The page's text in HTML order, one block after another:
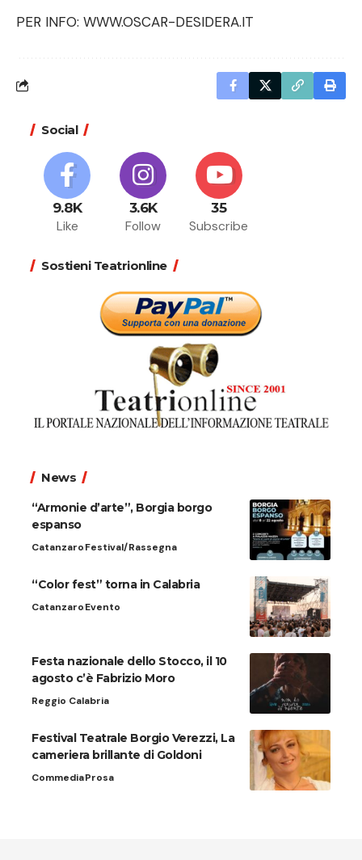
PER INFO: WWW.OSCAR-DESIDERA.IT
Social
9.8K
Like
3.6K
Follow
35
Subscribe
Sostieni Teatrionline
News
“Armonie d’arte”, Borgia borgo
espanso
CatanzaroFestival/Rassegna
“Color fest” torna in Calabria
CatanzaroEvento
Festa nazionale dello Stocco, il 10
agosto c’è Fabrizio Moro
Reggio Calabria
Festival Teatrale Borgio Verezzi, La
cameriera brillante di Goldoni
CommediaProsa